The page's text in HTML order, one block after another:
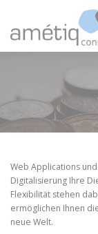
springen
Web Applications
Digitalisierung Ihre
Flexibilität stehen
ermöglichen Ihnen
neue Welt.